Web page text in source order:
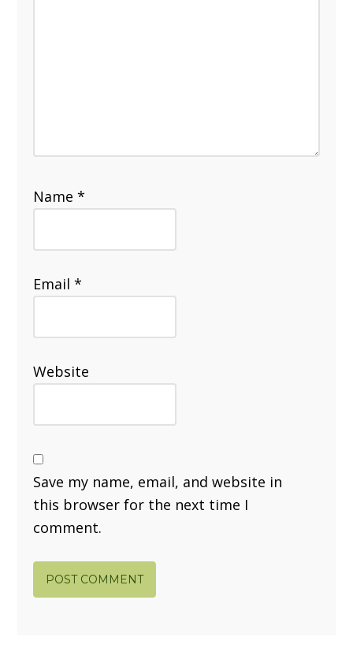
Name*
Email*
Website
Save my name, email, and website in
this browser for the next time I
comment.